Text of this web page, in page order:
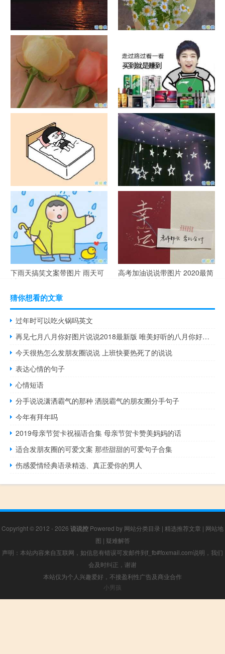
日出文案温柔句子 看日出的微
信说说配图
晒风景照的唯美说说配图 适合
发风景的朋友圈文案
官宣恋爱的说说配图 官宣句子
抖音摆地摊文案 摆地摊的搞笑
说说带图片
谐音梗土味情话大全带图片 油
腻搞笑的土味情话
很酷的霸气句子带图片 最新霸
气说说高冷范
下雨天搞笑文案带图片 雨天可
以发的幽默句子
高考加油说说带图片 2020最简
单励志的高考文案
猜你想看的文章
过年时可以吃火锅吗英文
再见七月八月你好图片说说2018最新版 唯美好听的八月你好说说配图
今天很热怎么发朋友圈说说 上班快要热死了的说说
表达心情的句子
心情短语
分手说说潇洒霸气的那种 洒脱霸气的朋友圈分手句子
今年有拜年吗
2019母亲节贺卡祝福语合集 母亲节贺卡赞美妈妈的话
适合发朋友圈的可爱文案 那些甜甜的可爱句子合集
伤感爱情经典语录精选、真正爱你的男人
Copyright © 2012 - 2026 说说控 Powered by 网站分类目录 | 精选推荐文章 | 网站地
图 | 疑难解答
声明：本站内容来自互联网，如信息有错误可发邮件到f_fb#foxmail.com说明，我们
会及时纠正，谢谢
本站仅为个人兴趣爱好，不接盈利性广告及商业合作
小男孩